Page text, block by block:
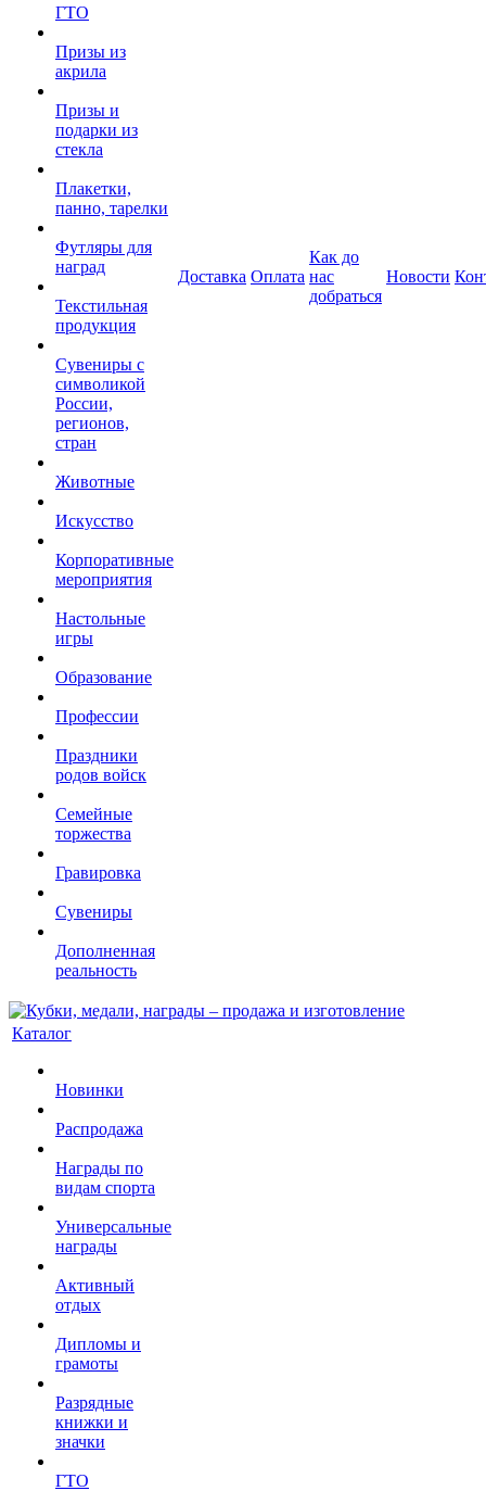
ГТО
Призы из
акрила
Призы и
подарки из
стекла
Плакетки,
панно, тарелки
Футляры для
наград
Текстильная
продукция
Сувениры с
символикой
России,
регионов,
стран
Животные
Искусство
Корпоративные
мероприятия
Настольные
игры
Образование
Профессии
Праздники
родов войск
Семейные
торжества
Гравировка
Сувениры
Дополненная
реальность
Доставка Оплата
Как до
нас
добраться
Новости
Каталог
Новинки
Распродажа
Награды по
видам спорта
Универсальные
награды
Активный
отдых
Дипломы и
грамоты
Разрядные
книжки и
значки
ГТО